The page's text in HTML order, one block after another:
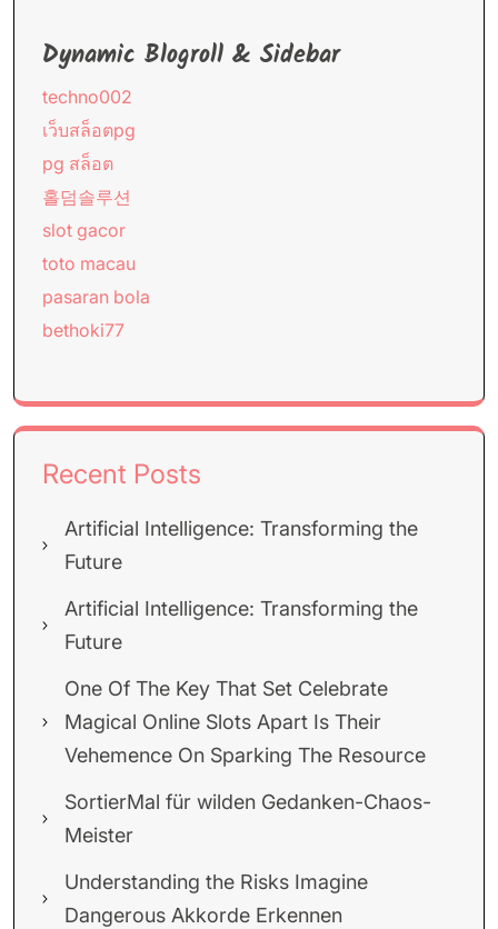
Dynamic Blogroll & Sidebar
techno002
เว็บสล็อตpg
pg สล็อต
홀덤솔루션
slot gacor
toto macau
pasaran bola
bethoki77
Recent Posts
Artificial Intelligence: Transforming the
Future
Artificial Intelligence: Transforming the
Future
One Of The Key That Set Celebrate
Magical Online Slots Apart Is Their
Vehemence On Sparking The Resource
SortierMal für wilden Gedanken-Chaos-
Meister
Understanding the Risks Imagine
Dangerous Akkorde Erkennen